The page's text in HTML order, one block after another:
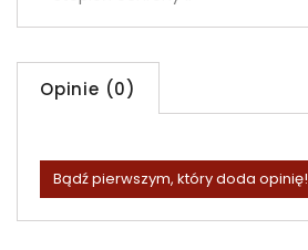
Opinie (0)
Bądź pierwszym, który doda opinię!